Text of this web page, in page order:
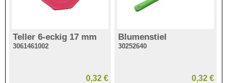
Teller 6-eckig 17 mm
3061461002
0,32 €
Blumenstiel
30252640
0,32 €